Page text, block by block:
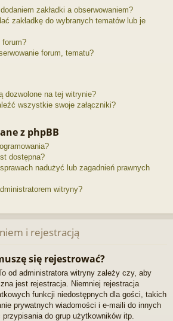
zakładki a obserwowaniem?
zakładkę do wybranych tematów lub je
forum?
forum, tematu?
dozwolone na tej witrynie?
wszystkie swoje załączniki?
z phpBB
dostępna?
nadużyć lub zagadnień prawnych
witryny?
i rejestracją
się rejestrować?
od administratora witryny zależy czy, aby
jest rejestracja. Niemniej rejestracja
funkcji niedostępnych dla gości, takich
prywatnych wiadomości i e-maili do innych
do grup użytkowników itp.